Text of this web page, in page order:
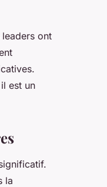
ont
est un
la